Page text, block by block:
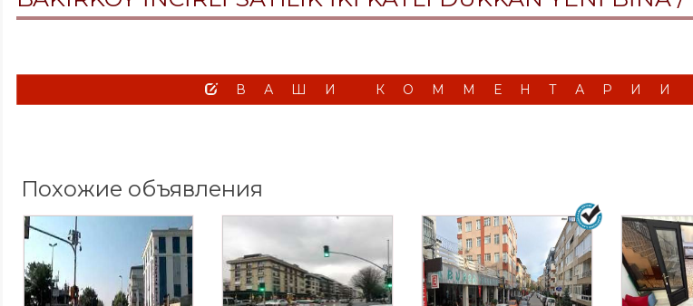
ВАШИ КОММЕНТАРИИ
Похожие объявления